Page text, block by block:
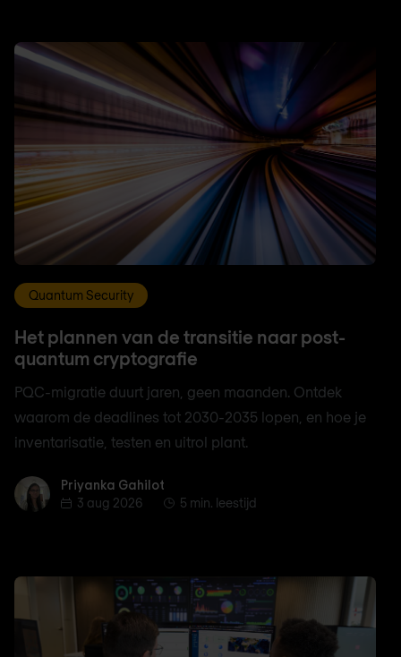
Quantum Security
Het plannen van de transitie naar post-
quantum cryptografie
PQC-migratie duurt jaren, geen maanden. Ontdek
waarom de deadlines tot 2030-2035 lopen, en hoe je
inventarisatie, testen en uitrol plant.
Priyanka Gahilot
Priyanka Gahilot
3 aug 2026
5 min. leestijd